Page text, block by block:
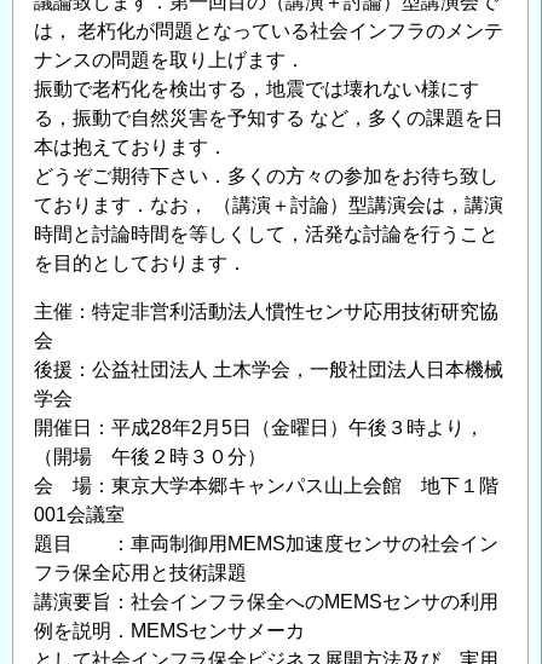
は， 老朽化が問題となっている社会インフラのメンテ
ナンスの問題を取り上げます．
振動で老朽化を検出する，地震では壊れない様にす
る，振動で自然災害を予知する など，多くの課題を日
本は抱えております．
どうぞご期待下さい．多くの方々の参加をお待ち致し
ております．なお， （講演＋討論）型講演会は，講演
時間と討論時間を等しくして，活発な討論を行うこと
を目的としております．
主催：特定非営利活動法人慣性センサ応用技術研究協
会
後援：公益社団法人 土木学会，一般社団法人日本機械
学会
開催日：平成28年2月5日（金曜日）午後３時より，
（開場 午後２時３０分）
会 場：東京大学本郷キャンパス山上会館 地下１階
001会議室
題目 ：車両制御用MEMS加速度センサの社会イン
フラ保全応用と技術課題
講演要旨：社会インフラ保全へのMEMSセンサの利用
例を説明．MEMSセンサメーカ
として社会インフラ保全ビジネス展開方法及び、実用